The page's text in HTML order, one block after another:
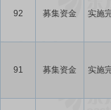
92 募集资金 实施
91 募集资金 实施